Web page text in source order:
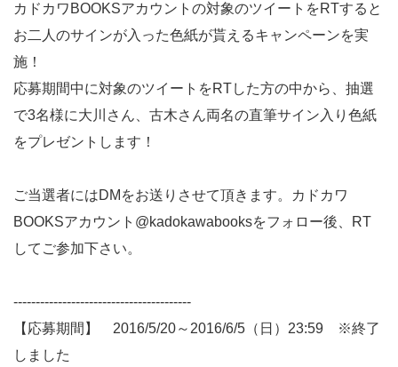
カドカワBOOKSアカウントの対象のツイートをRTすると
お二人のサインが入った色紙が貰えるキャンペーンを実
施！
応募期間中に対象のツイートをRTした方の中から、抽選
で3名様に大川さん、古木さん両名の直筆サイン入り色紙
をプレゼントします！
ご当選者にはDMをお送りさせて頂きます。カドカワ
BOOKSアカウント@kadokawabooksをフォロー後、RT
してご参加下さい。
----------------------------------------
【応募期間】 2016/5/20～2016/6/5（日）23:59 ※終了
しました